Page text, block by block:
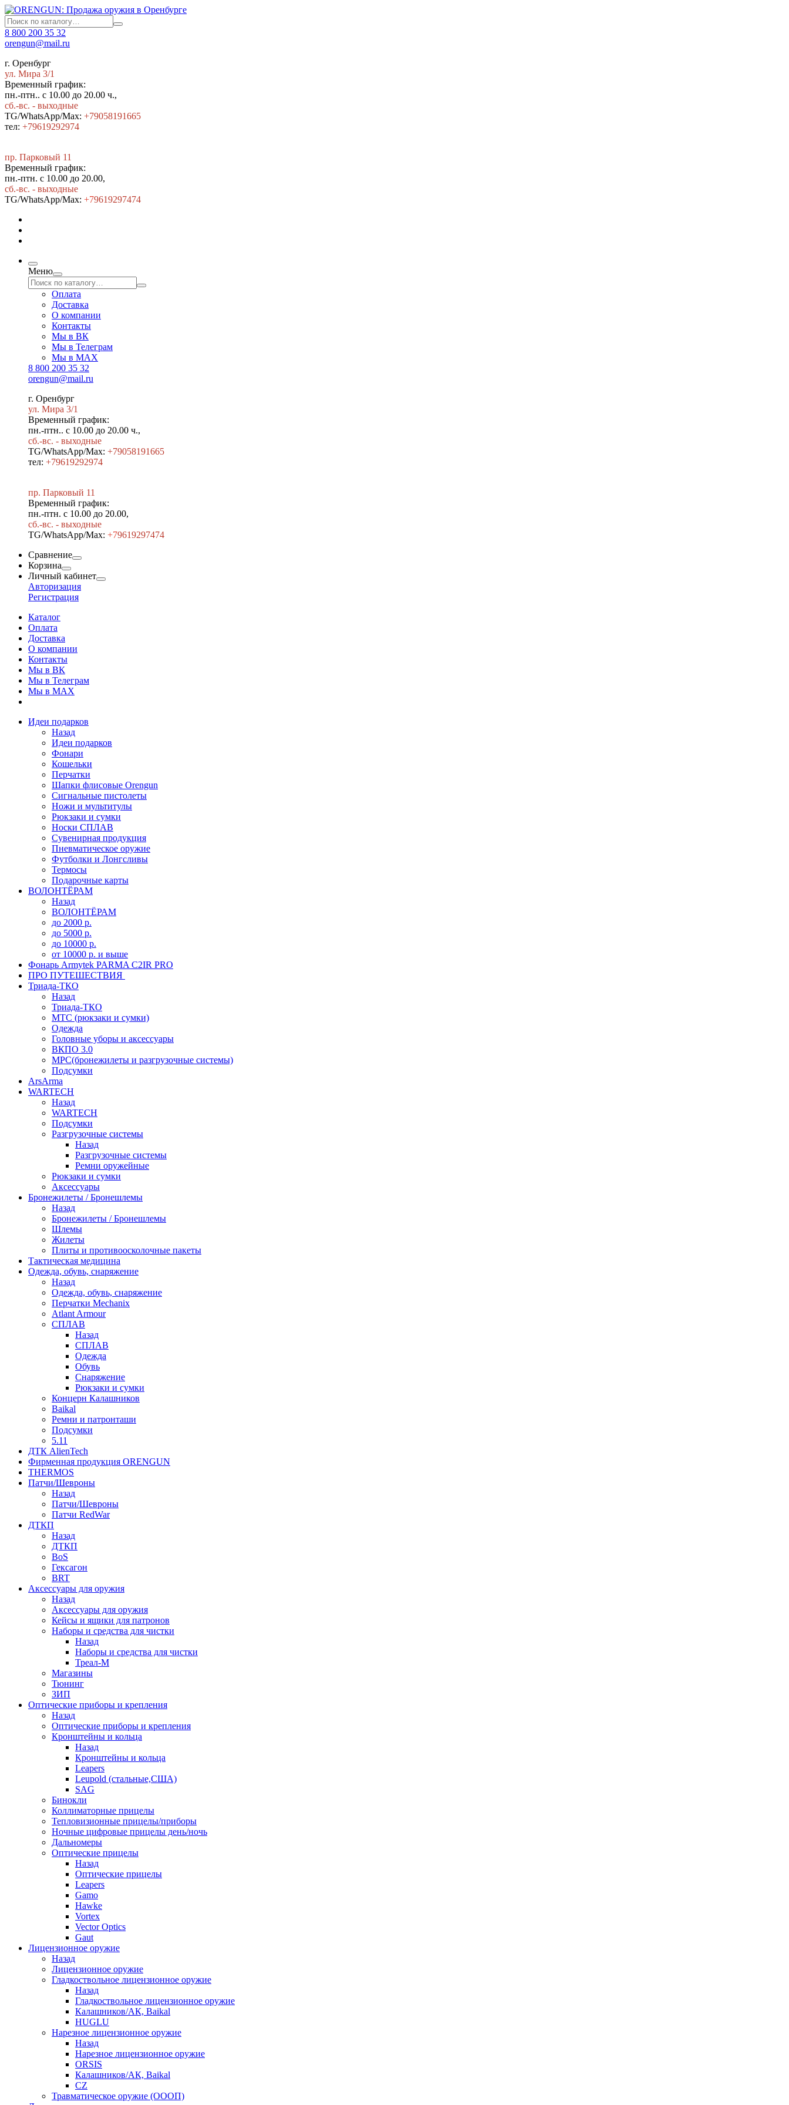
8 800 200 35 32
orengun@mail.ru
г. Оренбург
ул. Мира 3/1
Временный график:
пн.-птн.. с 10.00 до 20.00 ч.,
сб.-вс. - выходные
TG/WhatsApp/Max: +79058191665
тел: +79619292974
пр. Парковый 11
Временный график:
пн.-птн. с 10.00 до 20.00,
сб.-вс. - выходные
TG/WhatsApp/Max: +79619297474
Меню
Оплата
Доставка
О компании
Контакты
Мы в ВК
Мы в Телеграм
Мы в МAX
8 800 200 35 32
orengun@mail.ru
г. Оренбург
ул. Мира 3/1
Временный график:
пн.-птн.. с 10.00 до 20.00 ч.,
сб.-вс. - выходные
TG/WhatsApp/Max: +79058191665
тел: +79619292974
пр. Парковый 11
Временный график:
пн.-птн. с 10.00 до 20.00,
сб.-вс. - выходные
TG/WhatsApp/Max: +79619297474
Сравнение
Корзина
Личный кабинет
Авторизация
Регистрация
Каталог
Оплата
Доставка
О компании
Контакты
Мы в ВК
Мы в Телеграм
Мы в МAX
Идеи подарков
Назад
Идеи подарков
Фонари
Кошельки
Перчатки
Шапки флисовые Orengun
Сигнальные пистолеты
Ножи и мультитулы
Рюкзаки и сумки
Носки СПЛАВ
Сувенирная продукция
Пневматическое оружие
Футболки и Лонгсливы
Термосы
Подарочные карты
ВОЛОНТЁРАМ
Назад
ВОЛОНТЁРАМ
до 2000 р.
до 5000 р.
до 10000 р.
от 10000 р. и выше
Фонарь Armytek PARMA C2IR PRO
ПРО ПУТЕШЕСТВИЯ
Триада-ТКО
Назад
Триада-ТКО
МТС (рюкзаки и сумки)
Одежда
Головные уборы и аксессуары
ВКПО 3.0
МРС(бронежилеты и разгрузочные системы)
Подсумки
ArsArma
WARTECH
Назад
WARTECH
Подсумки
Разгрузочные системы
Назад
Разгрузочные системы
Ремни оружейные
Рюкзаки и сумки
Аксессуары
Бронежилеты / Бронешлемы
Назад
Бронежилеты / Бронешлемы
Шлемы
Жилеты
Плиты и противоосколочные пакеты
Тактическая медицина
Одежда, обувь, снаряжение
Назад
Одежда, обувь, снаряжение
Перчатки Mechanix
Atlant Armour
СПЛАВ
Назад
СПЛАВ
Одежда
Обувь
Снаряжение
Рюкзаки и сумки
Концерн Калашников
Baikal
Ремни и патронташи
Подсумки
5.11
ДТК AlienTech
Фирменная продукция ORENGUN
THERMOS
Патчи/Шевроны
Назад
Патчи/Шевроны
Патчи RedWar
ДТКП
Назад
ДТКП
BoS
Гексагон
BRT
Аксессуары для оружия
Назад
Аксессуары для оружия
Кейсы и ящики для патронов
Наборы и средства для чистки
Назад
Наборы и средства для чистки
Треал-М
Магазины
Тюнинг
ЗИП
Оптические приборы и крепления
Назад
Оптические приборы и крепления
Кронштейны и кольца
Назад
Кронштейны и кольца
Leapers
Leupold (стальные,США)
SAG
Бинокли
Коллиматорные прицелы
Тепловизионные прицелы/приборы
Ночные цифровые прицелы день/ночь
Дальномеры
Оптические прицелы
Назад
Оптические прицелы
Leapers
Gamo
Hawke
Vortex
Vector Optics
Gaut
Лицензионное оружие
Назад
Лицензионное оружие
Гладкоствольное лицензионное оружие
Назад
Гладкоствольное лицензионное оружие
Калашников/АК, Baikal
HUGLU
Нарезное лицензионное оружие
Назад
Нарезное лицензионное оружие
ORSIS
Калашников/АК, Baikal
CZ
Травматическое оружие (ОООП)